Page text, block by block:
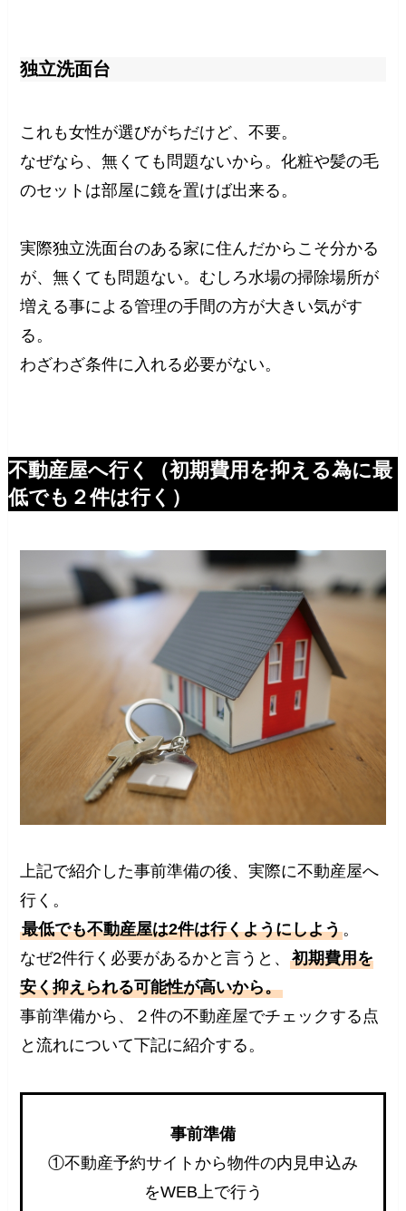
独立洗面台
これも女性が選びがちだけど、不要。
なぜなら、無くても問題ないから。化粧や髪の毛
のセットは部屋に鏡を置けば出来る。
実際独立洗面台のある家に住んだからこそ分かる
が、無くても問題ない。むしろ水場の掃除場所が
増える事による管理の手間の方が大きい気がす
る。
わざわざ条件に入れる必要がない。
不動産屋へ行く（初期費用を抑える為に最
低でも２件は行く）
上記で紹介した事前準備の後、実際に不動産屋へ
行く。
最低でも不動産屋は2件は行くようにしよう。
なぜ2件行く必要があるかと言うと、初期費用を
安く抑えられる可能性が高いから。
事前準備から、２件の不動産屋でチェックする点
と流れについて下記に紹介する。
事前準備
①不動産予約サイトから物件の内見申込み
をWEB上で行う